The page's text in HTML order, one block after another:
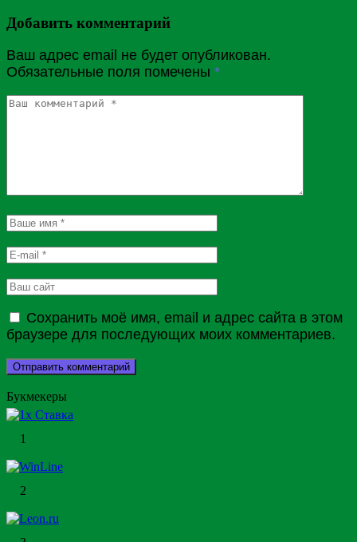
Добавить комментарий
Ваш адрес email не будет опубликован.
Обязательные поля помечены *
Сохранить моё имя, email и адрес сайта в этом
браузере для последующих моих комментариев.
Букмекеры
1
2